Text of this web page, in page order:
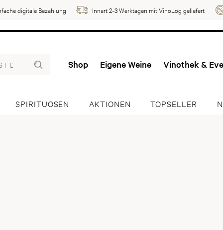
digitale Bezahlung Innert 2-3 Werktagen mit VinoLog geliefert
Shop Eigene Weine Vinothek &
SPIRITUOSEN AKTIONEN TOPSELLER